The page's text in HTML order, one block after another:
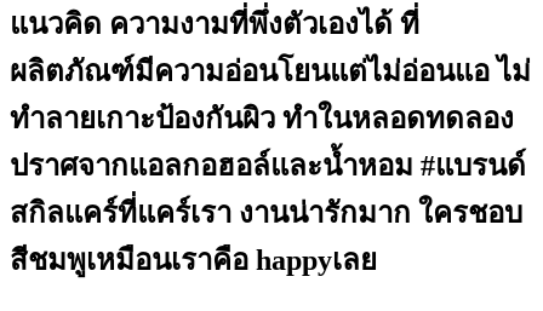
แนวคิด ความงามที่พึ่งตัวเองได้ ที่
ผลิตภัณฑ์มีความอ่อนโยนแต่ไม่อ่อนแอ ไม่
ทำลายเกาะป้องกันผิว ทำในหลอดทดลอง
ปราศจากแอลกอฮอล์และน้ำหอม #แบรนด์
สกิลแคร์ที่แคร์เรา งานน่ารักมาก ใครชอบ
สีชมพูเหมือนเราคือ happyเลย